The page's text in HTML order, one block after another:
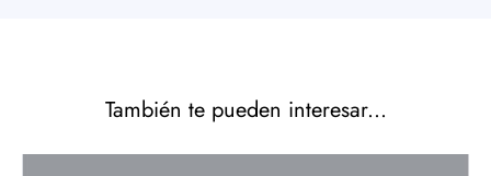
También te pueden interesar...